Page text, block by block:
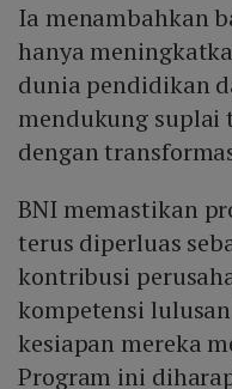
Ia menambahkan
hanya
dunia pendidikan
mendukung suplai
dengan
BNI memastikan
terus diperluas
kontribusi
kompetensi
kesiapan mereka
Program ini